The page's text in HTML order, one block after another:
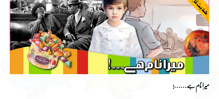
میرا نام ہے……!